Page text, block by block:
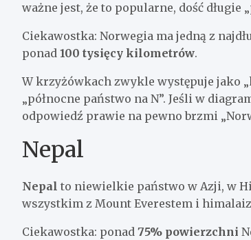
ważne jest, że to popularne, dość długie
Ciekawostka: Norwegia ma jedną z
ponad 100 tysięcy kilometrów.
W krzyżówkach zwykle występuje jako
„północne państwo na N”. Jeśli w
odpowiedź prawie na pewno brzmi
Nepal
Nepal to niewielkie państwo w Azji, w
wszystkim z Mount Everestem i
Ciekawostka: ponad 75% powierzchni